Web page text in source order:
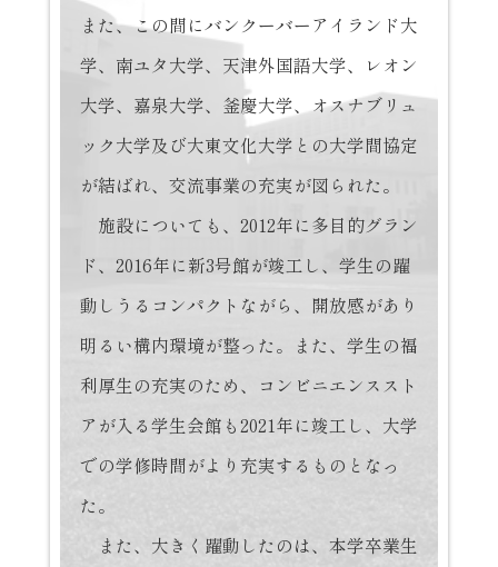
また、この間にバンクーバーアイランド大
学、南ユタ大学、天津外国語大学、レオン
大学、嘉泉大学、釜慶大学、オスナブリュ
ック大学及び大東文化大学との大学間協定
が結ばれ、交流事業の充実が図られた。
施設についても、2012年に多目的グラン
ド、2016年に新3号館が竣工し、学生の躍
動しうるコンパクトながら、開放感があり
明るい構内環境が整った。また、学生の福
利厚生の充実のため、コンビニエンススト
アが入る学生会館も2021年に竣工し、大学
での学修時間がより充実するものとなっ
た。
また、大きく躍動したのは、本学卒業生